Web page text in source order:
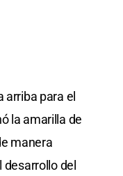
arriba para el
la amarilla de
manera
desarrollo del